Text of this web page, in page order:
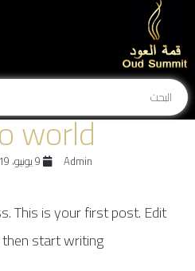
world!
Admin 9 يونيو، 2019
This is your first post. Edit
start writing!